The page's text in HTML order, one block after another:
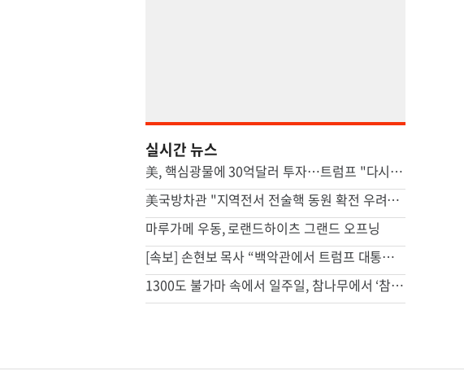
실시간 뉴스
美, 핵심광물에 30억달러 투자…트럼프 "다시는 中 의존 않도록"
美국방차관 "지역전서 전술핵 동원 확전 우려…합리적 핵옵션 필요"
마루가메 우동, 로랜드하이츠 그랜드 오프닝
[속보] 손현보 목사 “백악관에서 트럼프 대통령 접견”
1300도 불가마 속에서 일주일, 참나무에서 ‘참숯’으로[스튜디오486]